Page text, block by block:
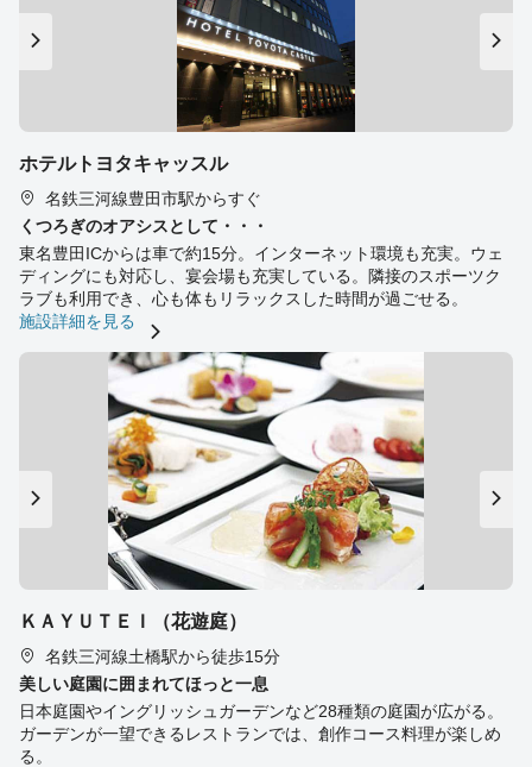
ホテルトヨタキャッスル
名鉄三河線豊田市駅からすぐ
くつろぎのオアシスとして・・・
東名豊田ICからは車で約15分。インターネット環境も充実。ウェ
ディングにも対応し、宴会場も充実している。隣接のスポーツク
ラブも利用でき、心も体もリラックスした時間が過ごせる。
施設詳細を見る
ＫＡＹＵＴＥＩ（花遊庭）
名鉄三河線土橋駅から徒歩15分
美しい庭園に囲まれてほっと一息
日本庭園やイングリッシュガーデンなど28種類の庭園が広がる。
ガーデンが一望できるレストランでは、創作コース料理が楽しめ
る。